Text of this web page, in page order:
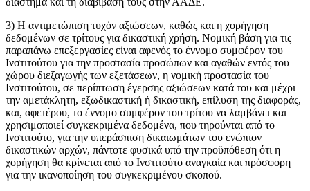
3) Η αντιμετώπιση τυχόν αξιώσεων, καθώς και η χορήγηση
δεδομένων σε τρίτους για δικαστική χρήση. Νομική βάση για τις
παραπάνω επεξεργασίες είναι αφενός το έννομο συμφέρον του
Ινστιτούτου για την προστασία προσώπων και αγαθών εντός του
χώρου διεξαγωγής των εξετάσεων, η νομική προστασία του
Ινστιτούτου, σε περίπτωση έγερσης αξιώσεων κατά του και μέχρι
την αμετάκλητη, εξωδικαστική ή δικαστική, επίλυση της διαφοράς,
και, αφετέρου, το έννομο συμφέρον του τρίτου να λαμβάνει και
χρησιμοποιεί συγκεκριμένα δεδομένα, που τηρούνται από το
Ινστιτούτο, για την υπεράσπιση δικαιωμάτων του ενώπιον
δικαστικών αρχών, πάντοτε φυσικά υπό την προϋπόθεση ότι η
χορήγηση θα κρίνεται από το Ινστιτούτο αναγκαία και πρόσφορη
για την ικανοποίηση του συγκεκριμένου σκοπού.